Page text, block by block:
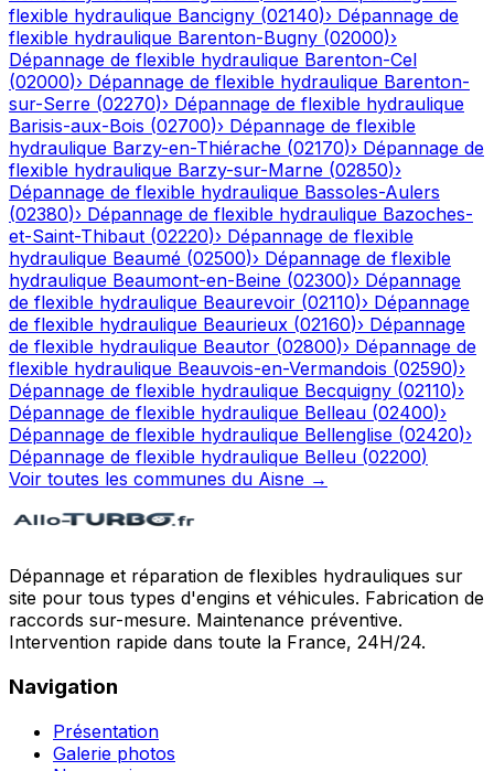
flexible hydraulique Bancigny (02140)› Dépannage de
flexible hydraulique Barenton-Bugny (02000)›
Dépannage de flexible hydraulique Barenton-Cel
(02000)› Dépannage de flexible hydraulique Barenton-
sur-Serre (02270)› Dépannage de flexible hydraulique
Barisis-aux-Bois (02700)› Dépannage de flexible
hydraulique Barzy-en-Thiérache (02170)› Dépannage de
flexible hydraulique Barzy-sur-Marne (02850)›
Dépannage de flexible hydraulique Bassoles-Aulers
(02380)› Dépannage de flexible hydraulique Bazoches-
et-Saint-Thibaut (02220)› Dépannage de flexible
hydraulique Beaumé (02500)› Dépannage de flexible
hydraulique Beaumont-en-Beine (02300)› Dépannage
de flexible hydraulique Beaurevoir (02110)› Dépannage
de flexible hydraulique Beaurieux (02160)› Dépannage
de flexible hydraulique Beautor (02800)› Dépannage de
flexible hydraulique Beauvois-en-Vermandois (02590)›
Dépannage de flexible hydraulique Becquigny (02110)›
Dépannage de flexible hydraulique Belleau (02400)›
Dépannage de flexible hydraulique Bellenglise (02420)›
Dépannage de flexible hydraulique Belleu (02200)
Voir toutes les communes du Aisne →
Dépannage et réparation de flexibles hydrauliques sur
site pour tous types d'engins et véhicules. Fabrication de
raccords sur-mesure. Maintenance préventive.
Intervention rapide dans toute la France, 24H/24.
Navigation
Présentation
Galerie photos